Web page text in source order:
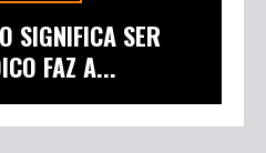
SIGNIFICA SER
FAZ A...